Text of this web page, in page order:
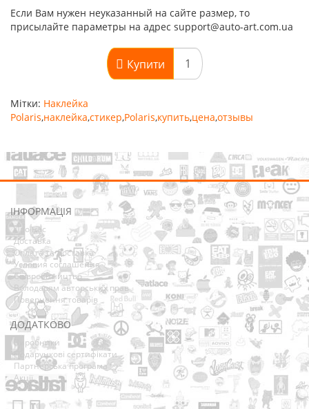
Если Вам нужен неуказанный на сайте размер, то
присылайте параметры на адрес support@auto-art.com.ua
Купити
Мітки: Наклейка
Polaris,наклейка,стикер,Polaris,купить,цена,отзывы
ІНФОРМАЦІЯ
Про нас
Доставка
Оплата та Доставка
Условия соглашения
Співробітництво
Володарям авторських прав
Повернення товарів
ДОДАТКОВО
Виробники
Подарункові сертифікати
Партнерська програма
Акції